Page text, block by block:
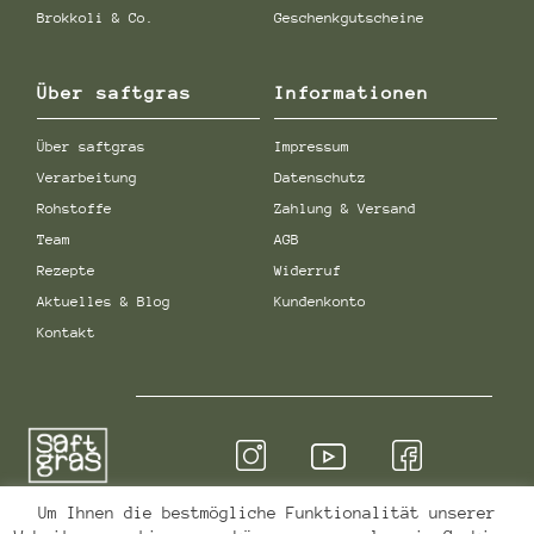
Brokkoli & Co.
Geschenkgutscheine
Über saftgras
Über saftgras
Verarbeitung
Rohstoffe
Team
Rezepte
Aktuelles & Blog
Kontakt
Informationen
Impressum
Datenschutz
Zahlung & Versand
AGB
Widerruf
Kundenkonto
Um Ihnen die bestmögliche Funktionalität unserer